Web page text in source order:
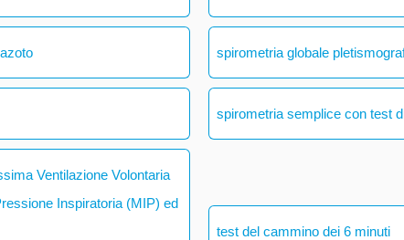
spirometria globale
spirometria semplice con test
Ventilazione Volontaria
Inspiratoria (MIP) ed
test del cammino dei 6 minuti